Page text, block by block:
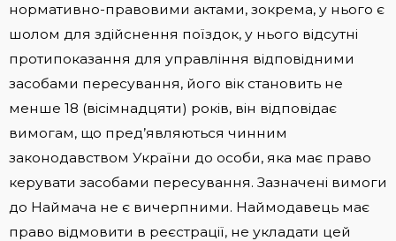
нормативно-правовими актами, зокрема, у нього є
шолом для здійснення поїздок, у нього відсутні
протипоказання для управління відповідними
засобами пересування, його вік становить не
менше 18 (вісімнадцяти) років, він відповідає
вимогам, що пред’являються чинним
законодавством України до особи, яка має право
керувати засобами пересування. Зазначені вимоги
до Наймача не є вичерпними. Наймодавець має
право відмовити в реєстрації, не укладати цей